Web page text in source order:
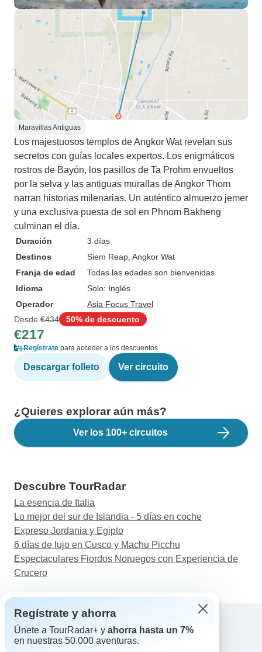
Maravillas Antiguas
Los majestuosos templos de Angkor Wat revelan sus
secretos con guías locales expertos. Los enigmáticos
rostros de Bayón, los pasillos de Ta Prohm envueltos
por la selva y las antiguas murallas de Angkor Thom
narran historias milenarias. Un auténtico almuerzo jemer
y una exclusiva puesta de sol en Phnom Bakheng
culminan el día.
Duración
3 días
Destinos
Siem Reap , Angkor Wat
Franja de edad
Todas las edades son bienvenidas
Idioma
Solo: Inglés
Operador
Asia Focus Travel
Desde €434 50% de descuento
€217
Regístrate para acceder a los descuentos
Descargar folleto Ver circuito
¿Quieres explorar aún más?
Ver los 100+ circuitos
Descubre TourRadar
La esencia de Italia
Lo mejor del sur de Islandia - 5 días en coche
Expreso Jordania y Egipto
6 días de lujo en Cusco y Machu Picchu
Espectaculares Fiordos Noruegos con Experiencia de
Crucero
Ayuda
Regístrate y ahorra
Únete a TourRadar+ y ahorra hasta un 7%
en nuestras 50.000 aventuras.